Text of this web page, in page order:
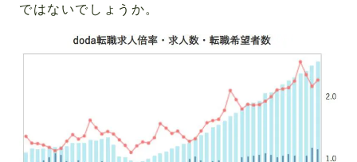
ではないでしょうか。